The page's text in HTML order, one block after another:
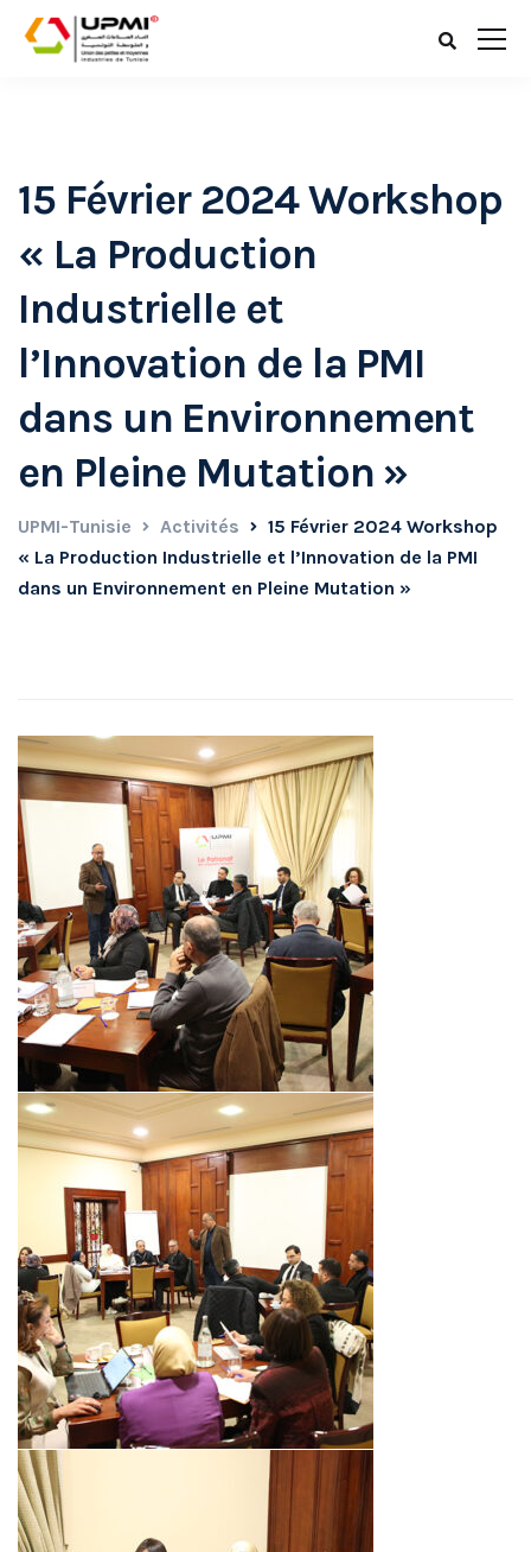
15 Février 2024 Workshop
« La Production
Industrielle et
l’Innovation de la PMI
dans un Environnement
en Pleine Mutation »
UPMI-Tunisie Activités
15 Février 2024 Workshop
« La Production Industrielle et l’Innovation de la PMI
dans un Environnement en Pleine Mutation »